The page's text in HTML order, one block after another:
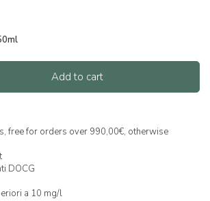
Add to cart
free for orders over 990,00€, otherwise
DOCG
a 10 mg/l